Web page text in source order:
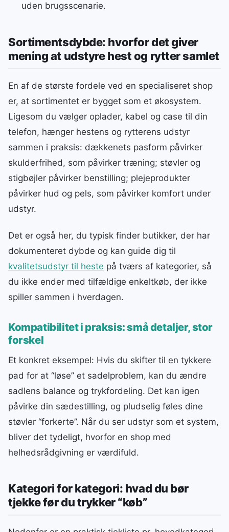
uden brugsscenarie.
Sortimentsdybde: hvorfor det giver
mening at udstyre hest og rytter samlet
En af de største fordele ved en specialiseret shop
er, at sortimentet er bygget som et økosystem.
Ligesom du vælger oplader, kabel og case til din
telefon, hænger hestens og rytterens udstyr
sammen i praksis: dækkenets pasform påvirker
skulderfrihed, som påvirker træning; støvler og
stigbøjler påvirker benstilling; plejeprodukter
påvirker hud og pels, som påvirker komfort under
udstyr.
Det er også her, du typisk finder butikker, der har
dokumenteret dybde og kan guide dig til
kvalitetsudstyr til heste på tværs af kategorier, så
du ikke ender med tilfældige enkeltkøb, der ikke
spiller sammen i hverdagen.
Kompatibilitet i praksis: små detaljer, stor
forskel
Et konkret eksempel: Hvis du skifter til en tykkere
pad for at “løse” et sadelproblem, kan du ændre
sadlens balance og trykfordeling. Det kan igen
påvirke din sædestilling, og pludselig føles dine
støvler “forkerte”. Når du ser udstyr som et system,
bliver det tydeligt, hvorfor en shop med
helhedsrådgivning er værdifuld.
Kategori for kategori: hvad du bør
tjekke før du trykker “køb”